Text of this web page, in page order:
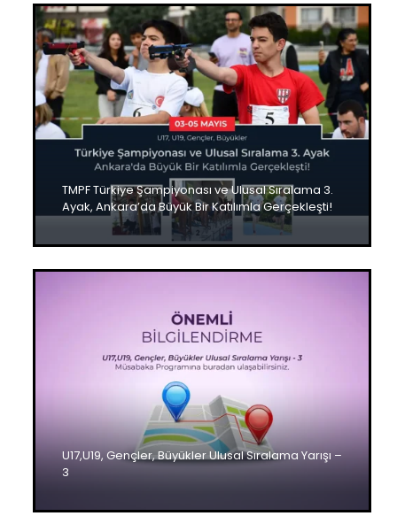
TMPF Türkiye Şampiyonası ve Ulusal Sıralama 3.
Ayak, Ankara’da Büyük Bir Katılımla Gerçekleşti!
U17,U19, Gençler, Büyükler Ulusal Sıralama Yarışı –
3